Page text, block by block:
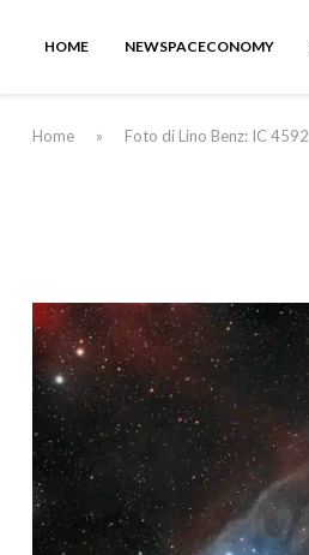
HOME NEWSPACECONOMY
Home » Foto di Lino Benz: IC 4592